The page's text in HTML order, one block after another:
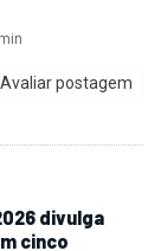
Avaliar postagem
divulga
cinco